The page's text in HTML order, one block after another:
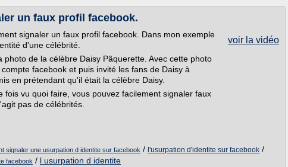
un faux profil facebook.
voir la vidéo
signaler un faux profil facebook. Dans mon exemple
d'une célébrité.
photo de la célèbre Daisy Pâquerette. Avec cette photo
facebook et puis invité les fans de Daisy à
en prétendant qu'il était la célèbre Daisy.
fois vu quoi faire, vous pouvez facilement signaler faux
pas de célébrités.
signaler une usurpation d identite sur facebook / l'usurpation d'identite sur facebook /
facebook / l usurpation d identite